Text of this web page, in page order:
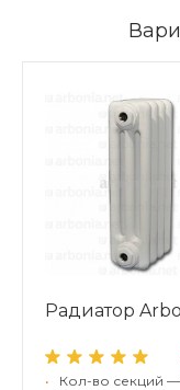
Радиатор
•
Кол-во секций —